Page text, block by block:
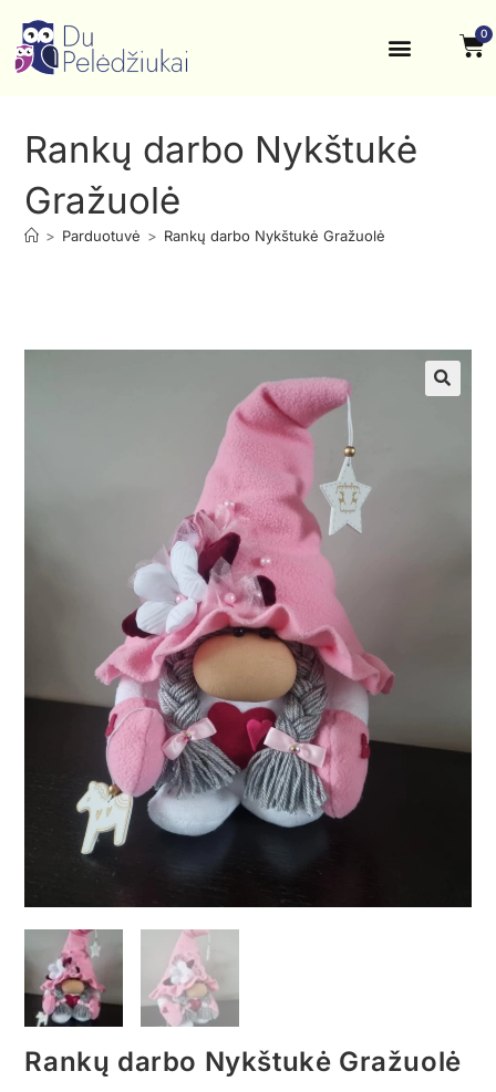
0
Rankų darbo Nykštukė
Gražuolė
> Parduotuvė > Rankų darbo Nykštukė Gražuolė
Rankų darbo Nykštukė Gražuolė